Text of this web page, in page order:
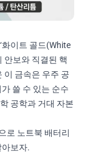
화이트 골드(White
안보와 직결된 핵
이 금속은 우주 공
쓸 수 있는 순수
공학과 거대 자본
로 노트북 배터리
아보자.